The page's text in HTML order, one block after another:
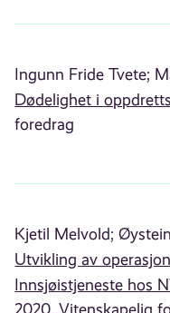
Ingunn Fride Tvete;
Dødelighet i
foredrag
Kjetil Melvold;
Utvikling av
Innsjøistjeneste hos